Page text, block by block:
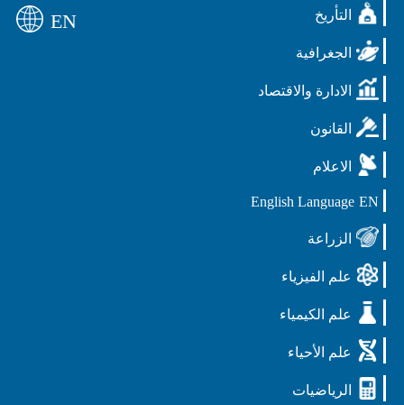
التأريخ
الجغرافية
الادارة والاقتصاد
القانون
الاعلام
EN
English Language
الزراعة
علم الفيزياء
علم الكيمياء
علم الأحياء
الرياضيات
EN